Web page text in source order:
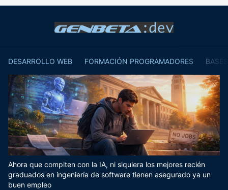
DESARROLLO WEB FORMACIÓN PROGRAMADORES
Ahora que compiten con la IA, ni siquiera los mejores recién
graduados en ingeniería de software tienen asegurado ya un
buen empleo